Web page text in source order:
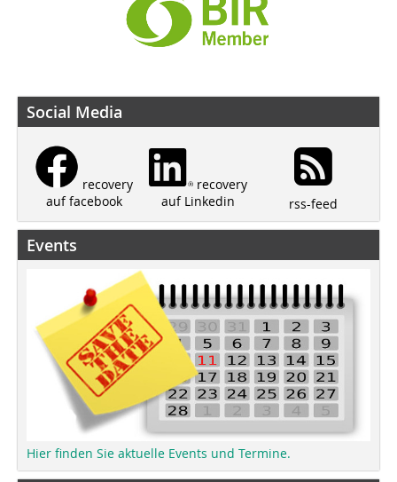
Social Media
recovery
auf facebook
recovery
auf Linkedin
rss-feed
Events
Hier finden Sie aktuelle Events und Termine.